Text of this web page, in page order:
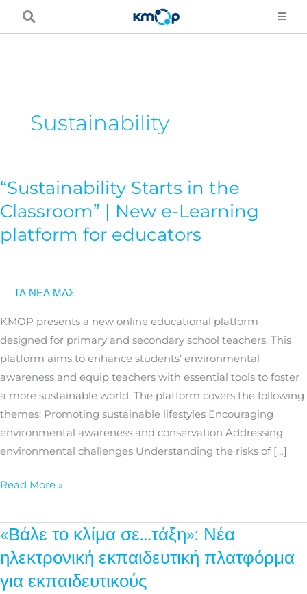
Μετάβαση
Sustainability
“Sustainability Starts in the
Classroom” | New e-Learning
platform for educators
ΤΑ ΝΕΑ ΜΑΣ
KMOP presents a new online educational platform
designed for primary and secondary school teachers. This
platform aims to enhance students’ environmental
awareness and equip teachers with essential tools to foster
a more sustainable world. The platform covers the following
themes: Promoting sustainable lifestyles Encouraging
environmental awareness and conservation Addressing
environmental challenges Understanding the risks of […]
“Sustainability
Starts
in
the
New
Read More »
«Βάλε το κλίμα σε…τάξη»: Νέα
ηλεκτρονική εκπαιδευτική πλατφόρμα
για εκπαιδευτικούς
«Βάλε
κλίμα
σε…